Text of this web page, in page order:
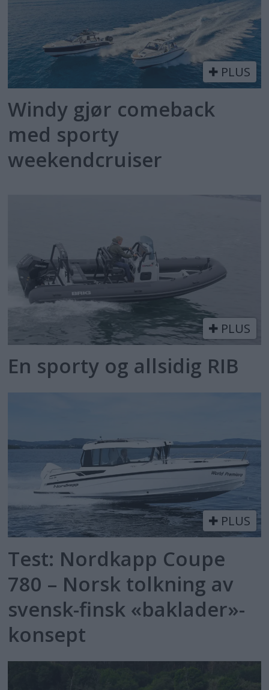
PLUS
Windy gjør comeback
med sporty
weekendcruiser
PLUS
En sporty og allsidig RIB
PLUS
Test: Nordkapp Coupe
780 – Norsk tolkning av
svensk-finsk «baklader»-
konsept